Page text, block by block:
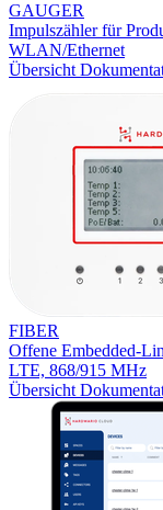
GAUGER
Impulszähler für
WLAN/Ethernet
Übersicht
FIBER
Offene Embedded-
LTE, 868/915 MHz
Übersicht